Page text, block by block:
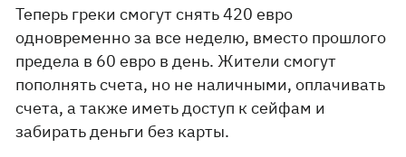
Теперь греки смогут снять 420 евро
одновременно за все неделю, вместо прошлого
предела в 60 евро в день. Жители смогут
пополнять счета, но не наличными, оплачивать
счета, а также иметь доступ к сейфам и
забирать деньги без карты.